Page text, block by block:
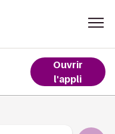
Obtenez
Ouvrir
l'appli